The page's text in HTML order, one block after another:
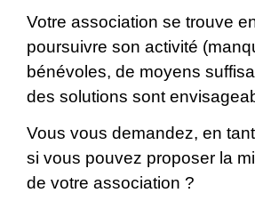
Votre association se trouve
poursuivre son activité
bénévoles, de moyens
des solutions sont
Vous vous demandez, en
si vous pouvez proposer la
de votre association ?